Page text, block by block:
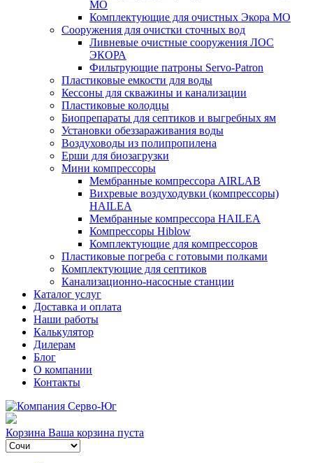
МО
Комплектующие для очистных Экора МО
Сооружения для очистки сточных вод
Ливневые очистные сооружения ЛОС
ЭКОРА
Фильтрующие патроны Servo-Patron
Пластиковые емкости для воды
Кессоны для скважины и канализации
Пластиковые колодцы
Биопрепараты для септиков и выгребных ям
Установки обеззараживания воды
Воздуховоды из полипропилена
Ерши для биозагрузки
Мини компрессоры
Мембранные компрессора AIRLAB
Вихревые воздуходувки (компрессоры)
HAILEA
Мембранные компрессора HAILEA
Компрессоры Hiblow
Комплектующие для компрессоров
Пластиковые погреба с готовыми полками
Комплектующие для септиков
Канализационно-насосные станции
Каталог услуг
Доставка и оплата
Наши работы
Калькулятор
Дилерам
Блог
О компании
Контакты
Корзина Ваша корзина пуста